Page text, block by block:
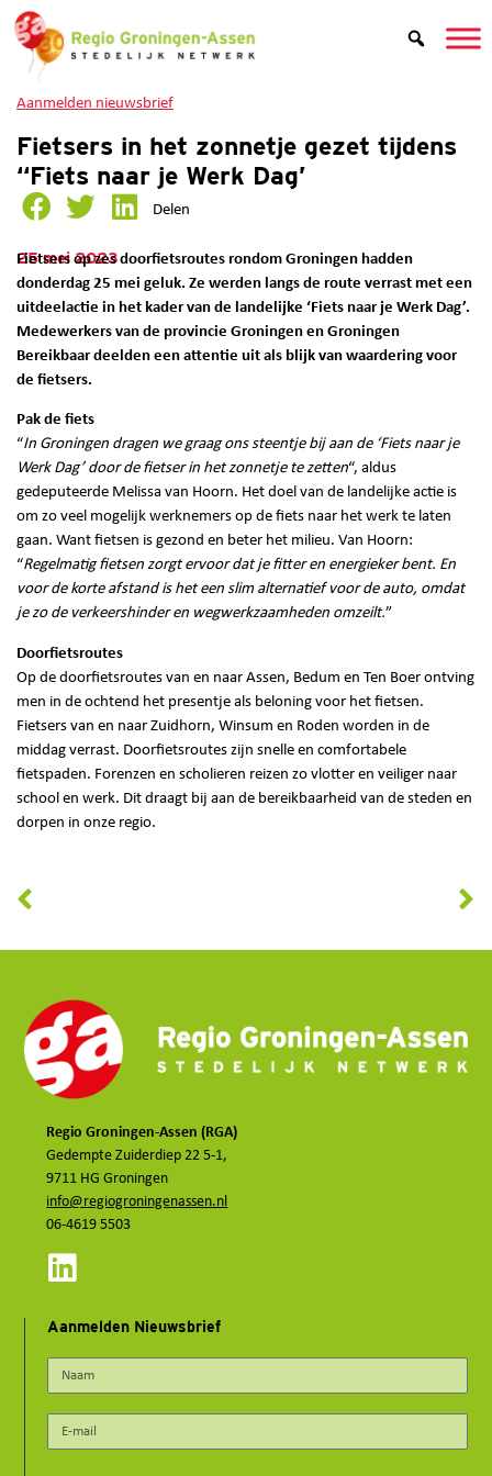
Aanmelden nieuwsbrief
Fietsers in het zonnetje gezet tijdens
“Fiets naar je Werk Dag’
Delen
25 mei 2023
Fietsers op zes doorfietsroutes rondom Groningen hadden
donderdag 25 mei geluk. Ze werden langs de route verrast met een
uitdeelactie in het kader van de landelijke ‘Fiets naar je Werk Dag’.
Medewerkers van de provincie Groningen en Groningen
Bereikbaar deelden een attentie uit als blijk van waardering voor
de fietsers.
Pak de fiets
“In Groningen dragen we graag ons steentje bij aan de ‘Fiets naar je
Werk Dag’ door de fietser in het zonnetje te zetten“, aldus
gedeputeerde Melissa van Hoorn. Het doel van de landelijke actie is
om zo veel mogelijk werknemers op de fiets naar het werk te laten
gaan. Want fietsen is gezond en beter het milieu. Van Hoorn:
“Regelmatig fietsen zorgt ervoor dat je fitter en energieker bent. En
voor de korte afstand is het een slim alternatief voor de auto, omdat
je zo de verkeershinder en wegwerkzaamheden omzeilt.”
Doorfietsroutes
Op de doorfietsroutes van en naar Assen, Bedum en Ten Boer ontving
men in de ochtend het presentje als beloning voor het fietsen.
Fietsers van en naar Zuidhorn, Winsum en Roden worden in de
middag verrast. Doorfietsroutes zijn snelle en comfortabele
fietspaden. Forenzen en scholieren reizen zo vlotter en veiliger naar
school en werk. Dit draagt bij aan de bereikbaarheid van de steden en
dorpen in onze regio.
Regio Groningen-Assen (RGA)
Gedempte Zuiderdiep 22 5-1,
9711 HG Groningen
info@regiogroningenassen.nl
06-4619 5503
Aanmelden Nieuwsbrief